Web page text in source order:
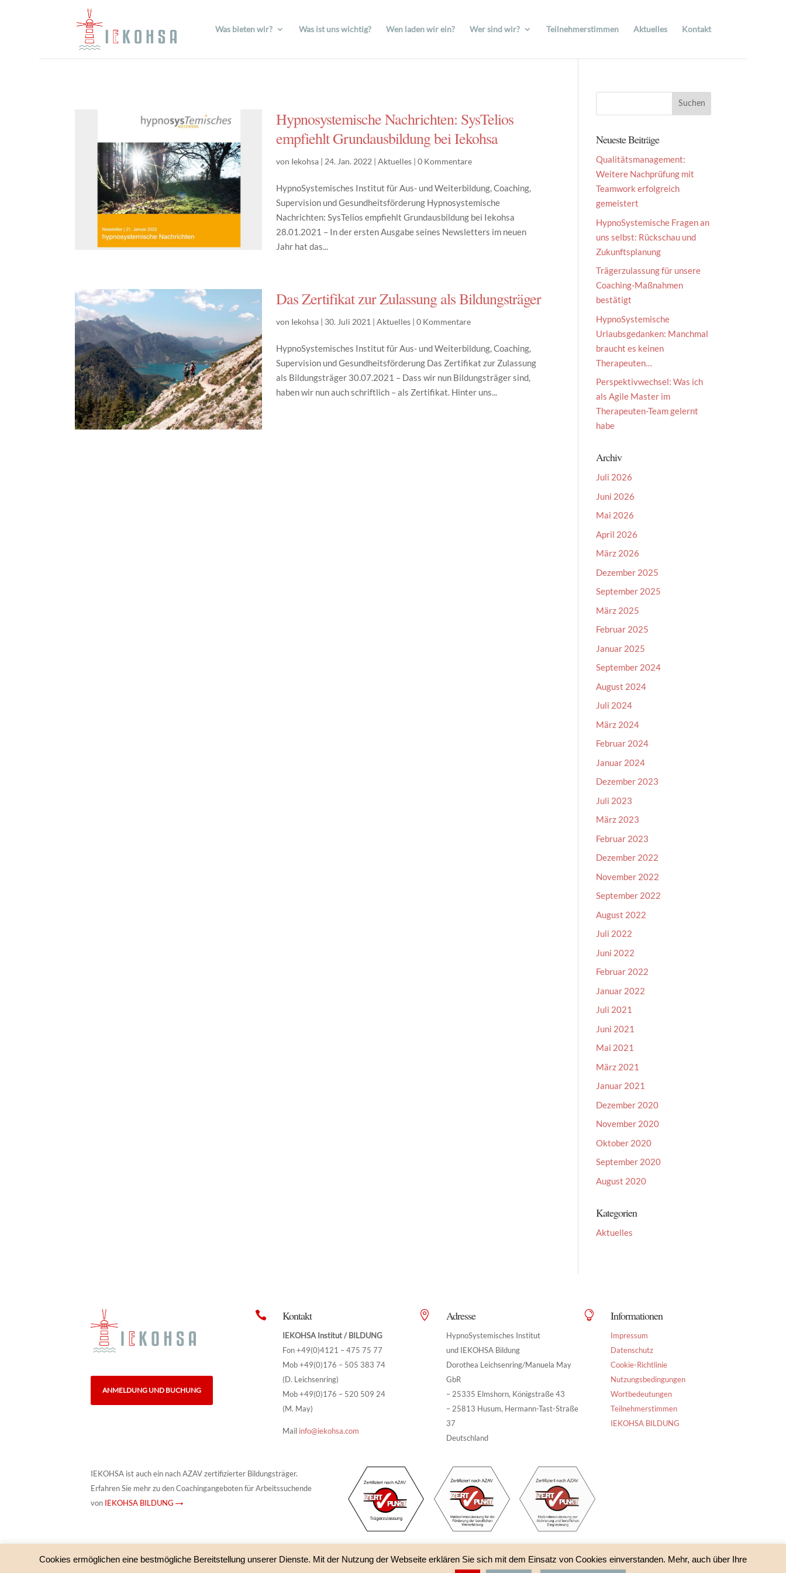
Was bieten wir? Was ist uns wichtig? Wen laden wir ein? Wer sind wir? Teilnehmerstimmen Aktuelles Kontakt
Hypnosystemische Nachrichten: SysTelios
empfiehlt Grundausbildung bei Iekohsa
von Iekohsa | 24. Jan. 2022 |Aktuelles |0 Kommentare
HypnoSystemisches Institut für Aus- und Weiterbildung, Coaching,
Supervision und Gesundheitsförderung Hypnosystemische
Nachrichten: SysTelios empfiehlt Grundausbildung bei Iekohsa
28.01.2021 – In der ersten Ausgabe seines Newsletters im neuen
Jahr hat das...
Das Zertifikat zur Zulassung als Bildungsträger
von Iekohsa | 30. Juli 2021 |Aktuelles |0 Kommentare
HypnoSystemisches Institut für Aus- und Weiterbildung, Coaching,
Supervision und Gesundheitsförderung Das Zertifikat zur Zulassung
als Bildungsträger 30.07.2021 – Dass wir nun Bildungsträger sind,
haben wir nun auch schriftlich – als Zertifikat. Hinter uns...
Neueste Beiträge
Qualitätsmanagement:
Weitere Nachprüfung mit
Teamwork erfolgreich
gemeistert
HypnoSystemische Fragen an
uns selbst: Rückschau und
Zukunftsplanung
Trägerzulassung für unsere
Coaching-Maßnahmen
bestätigt
HypnoSystemische
Urlaubsgedanken: Manchmal
braucht es keinen
Therapeuten…
Perspektivwechsel: Was ich
als Agile Master im
Therapeuten-Team gelernt
habe
Archiv
Juli 2026
Juni 2026
Mai 2026
April 2026
März 2026
Dezember 2025
September 2025
März 2025
Februar 2025
Januar 2025
September 2024
August 2024
Juli 2024
März 2024
Februar 2024
Januar 2024
Dezember 2023
Juli 2023
März 2023
Februar 2023
Dezember 2022
November 2022
September 2022
August 2022
Juli 2022
Juni 2022
Februar 2022
Januar 2022
Juli 2021
Juni 2021
Mai 2021
März 2021
Januar 2021
Dezember 2020
November 2020
Oktober 2020
September 2020
August 2020
Kategorien
Aktuelles
ANMELDUNG UND BUCHUNG
 Kontakt
IEKOHSA Institut / BILDUNG
Fon +49(0)4121 – 475 75 77
Mob +49(0)176 – 505 383 74
(D. Leichsenring)
Mob +49(0)176 – 520 509 24
(M. May)
Mail info@iekohsa.com
 Adresse
HypnoSystemisches Institut
und IEKOHSA Bildung
Dorothea Leichsenring/Manuela May
GbR
– 25335 Elmshorn, Königstraße 43
– 25813 Husum, Hermann-Tast-Straße
37
Deutschland
 Informationen
Impressum
Datenschutz
Cookie-Richtlinie
Nutzungsbedingungen
Wortbedeutungen
Teilnehmerstimmen
IEKOHSA BILDUNG
IEKOHSA ist auch ein nach AZAV zertifizierter Bildungsträger.
Erfahren Sie mehr zu den Coachingangeboten für Arbeitssuchende
von IEKOHSA BILDUNG →
Cookies ermöglichen eine bestmögliche Bereitstellung unserer Dienste. Mit der Nutzung der Webseite erklären Sie sich mit dem Einsatz von Cookies einverstanden. Mehr, auch über Ihre